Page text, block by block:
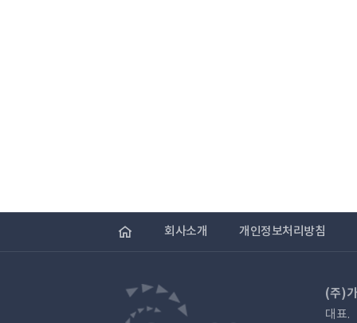
회사소개 개인정보처리방침
(주)
대표.